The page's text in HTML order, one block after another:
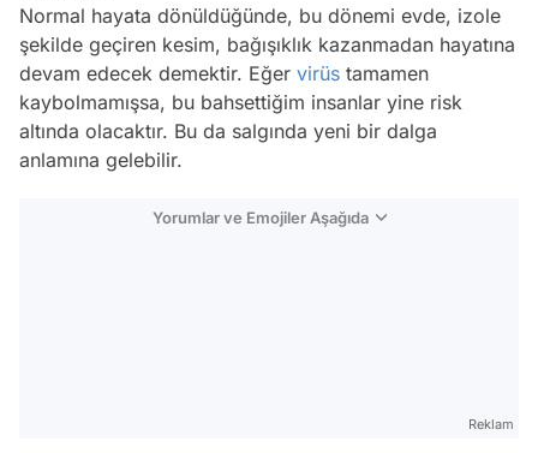
Normal hayata dönüldüğünde, bu dönemi evde, izole
şekilde geçiren kesim, bağışıklık kazanmadan hayatına
devam edecek demektir. Eğer virüs tamamen
kaybolmamışsa, bu bahsettiğim insanlar yine risk
altında olacaktır. Bu da salgında yeni bir dalga
anlamına gelebilir.
Yorumlar ve Emojiler Aşağıda
Reklam